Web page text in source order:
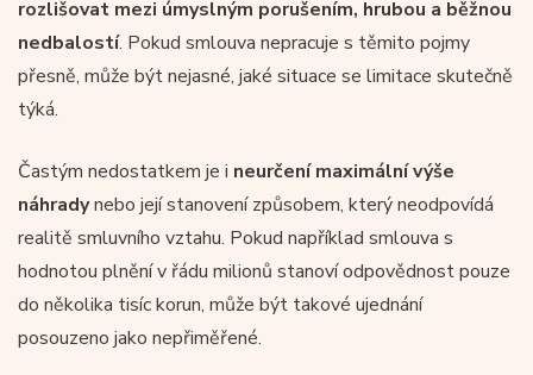
rozlišovat mezi úmyslným porušením, hrubou a běžnou
nedbalostí. Pokud smlouva nepracuje s těmito pojmy
přesně, může být nejasné, jaké situace se limitace skutečně
týká.
Častým nedostatkem je i neurčení maximální výše
náhradynebo její stanovení způsobem, který neodpovídá
realitě smluvního vztahu. Pokud například smlouva s
hodnotou plnění v řádu milionů stanoví odpovědnost pouze
do několika tisíc korun, může být takové ujednání
posouzeno jako nepřiměřené.